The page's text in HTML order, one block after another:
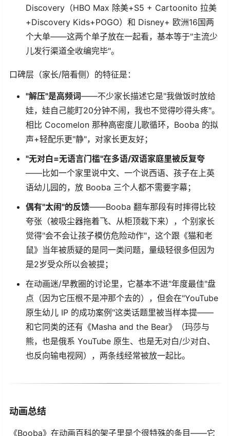
Discovery（HBO Max 除美+S5 + Cartoonito 拉美
+Discovery Kids+POGO）和 Disney+ 欧洲16国两
个大单——这两个单子放在一起看，基本等于"主流少
儿发行渠道全收编完毕"。
口碑层（家长/陪看侧）的特征是：
"解压"是高频词——不少家长描述它是"我做饭时放给
娃，娃自己能盯20分钟不闹，我也不觉得吵得头疼"。
相比 Cocomelon 那种高密度儿歌循环，Booba 的拟
声+轻配乐更"静"，对家长更友好；
"无对白=无语言门槛"在多语/双语家庭里被反复夸
——比如一个家里说中文、一个说西语、孩子在上英
语幼儿园的，放 Booba 三个人都不需要字幕；
偶有"太闹"的反馈——Booba 翻车那段有时摔得比较
夸张（被吸尘器拖着飞、从柜顶栽下来），个别家长
觉得"会不会让孩子模仿危险动作"，这个跟《猫和老
鼠》当年被质疑的是同一类问题，量级轻很多但因为
是2岁受众所以会被提；
在动画迷/早教圈的讨论里，它基本不进"年度最佳"盘
点（因为它压根不是冲那个去的），但会在"YouTube
原生幼儿 IP 的成功案例"这类话题里被当样本提——
和它同类的还有《Masha and the Bear》（玛莎与
熊，也是俄系 YouTube 原生、也是无对白/少对白、
也反向输电视网），两条线经常被放一起比。
动画总结
《Booba》在动画百科的架子里是个很特殊的条目——它